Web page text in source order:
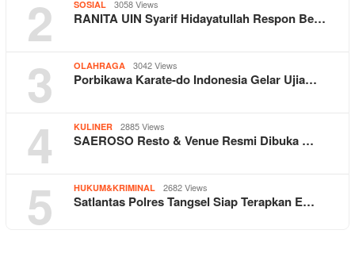
2 SOSIAL 3058 Views
RANITA UIN Syarif Hidayatullah Respon Be…
3 OLAHRAGA 3042 Views
Porbikawa Karate-do Indonesia Gelar Ujia…
4 KULINER 2885 Views
SAEROSO Resto & Venue Resmi Dibuka …
5 HUKUM&KRIMINAL 2682 Views
Satlantas Polres Tangsel Siap Terapkan E…